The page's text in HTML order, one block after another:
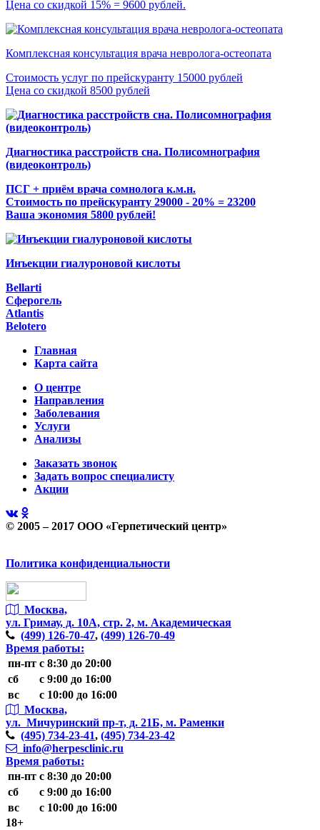
Цена со скидкой 15% = 9600 рублей.
Комплексная консультация врача невролога-остеопата
Стоимость услуг по прейскуранту 15000 рублей
Цена со скидкой 8500 рублей
Диагностика расстройств сна. Полисомнография
(видеоконтроль)
ПСГ + приём врача сомнолога к.м.н.
Стоимость по прейскуранту 29000 - 20% = 23200
Ваша экономия 5800 рублей!
Инъекции гиалуроновой кислоты
Bellarti
Сферогель
Atlantis
Belotero
Главная
Карта сайта
О центре
Направления
Заболевания
Услуги
Анализы
Заказать звонок
Задать вопрос специалисту
Акции
© 2005 – 2017 ООО «Герпетический центр»
Политика конфиденциальности
Москва,
ул. Гримау, д. 10А, стр. 2, м. Академическая
(499) 126-70-47, (499) 126-70-49
Время работы:
пн-пт с 8:30 до 20:00
сб
с 9:00 до 16:00
вс
с 10:00 до 16:00
Москва,
ул. Мичуринский пр-т, д. 21Б, м. Раменки
(495) 734-23-41, (495) 734-23-42
info@herpesclinic.ru
Время работы:
пн-пт с 8:30 до 20:00
сб
с 9:00 до 16:00
вс
с 10:00 до 16:00
18+